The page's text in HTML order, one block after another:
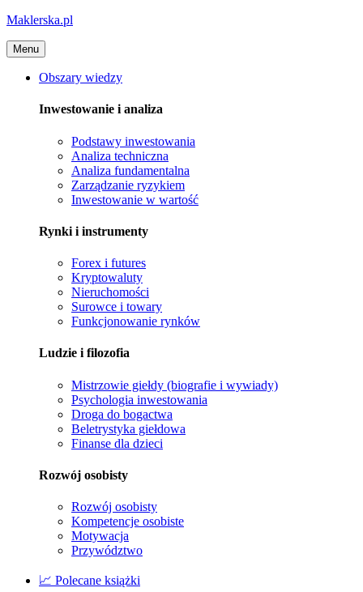
Maklerska.pl
Menu
Obszary wiedzy
Inwestowanie i analiza
Podstawy inwestowania
Analiza techniczna
Analiza fundamentalna
Zarządzanie ryzykiem
Inwestowanie w wartość
Rynki i instrumenty
Forex i futures
Kryptowaluty
Nieruchomości
Surowce i towary
Funkcjonowanie rynków
Ludzie i filozofia
Mistrzowie giełdy (biografie i wywiady)
Psychologia inwestowania
Droga do bogactwa
Beletrystyka giełdowa
Finanse dla dzieci
Rozwój osobisty
Rozwój osobisty
Kompetencje osobiste
Motywacja
Przywództwo
📈 Polecane książki